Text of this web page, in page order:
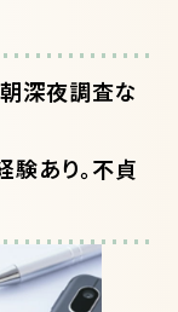
深夜調査な
あり。不貞